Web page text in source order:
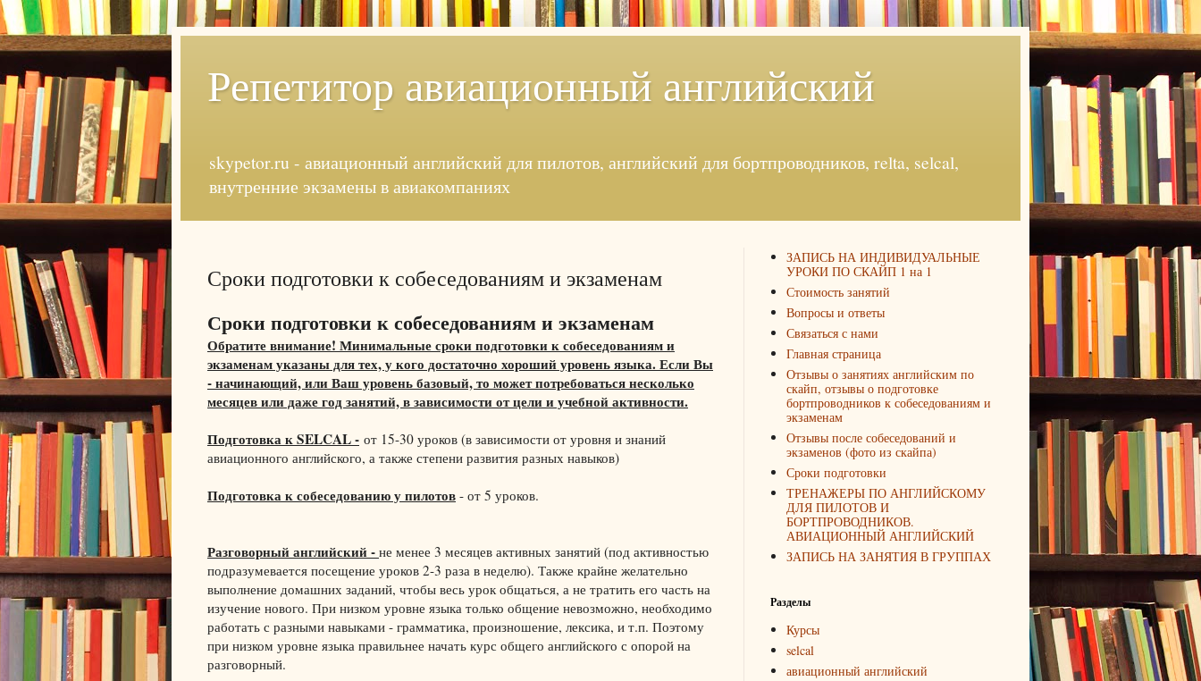
Репетитор авиационный английский
skypetor.ru - авиационный английский для пилотов, английский для бортпроводников, relta, selcal,
внутренние экзамены в авиакомпаниях
Сроки подготовки к собеседованиям и экзаменам
Сроки подготовки к собеседованиям и экзаменам
Обратите внимание! Минимальные сроки подготовки к собеседованиям и
экзаменам указаны для тех, у кого достаточно хороший уровень языка. Если Вы
- начинающий, или Ваш уровень базовый, то может потребоваться несколько
месяцев или даже год занятий, в зависимости от цели и учебной активности.
Подготовка к SELCAL - от 15-30 уроков (в зависимости от уровня и знаний
авиационного английского, а также степени развития разных навыков)
Подготовка к собеседованию у пилотов - от 5 уроков.
Разговорный английский - не менее 3 месяцев активных занятий (под активностью
подразумевается посещение уроков 2-3 раза в неделю). Также крайне желательно
выполнение домашних заданий, чтобы весь урок общаться, а не тратить его часть на
изучение нового. При низком уровне языка только общение невозможно, необходимо
работать с разными навыками - грамматика, произношение, лексика, и т.п. Поэтому
при низком уровне языка правильнее начать курс общего английского с опорой на
разговорный.
ЗАПИСЬ НА ИНДИВИДУАЛЬНЫЕ
УРОКИ ПО СКАЙП 1 на 1
Стоимость занятий
Вопросы и ответы
Связаться с нами
Главная страница
Отзывы о занятиях английским по
скайп, отзывы о подготовке
бортпроводников к собеседованиям и
экзаменам
Отзывы после собеседований и
экзаменов (фото из скайпа)
Сроки подготовки
ТРЕНАЖЕРЫ ПО АНГЛИЙСКОМУ
ДЛЯ ПИЛОТОВ И
БОРТПРОВОДНИКОВ.
АВИАЦИОННЫЙ АНГЛИЙСКИЙ
ЗАПИСЬ НА ЗАНЯТИЯ В ГРУППАХ
Разделы
Курсы
selcal
авиационный английский